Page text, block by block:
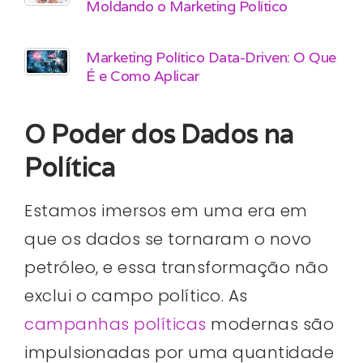
Moldando o Marketing Político
Marketing Político Data-Driven: O Que
É e Como Aplicar
O Poder dos Dados na
Política
Estamos imersos em uma era em
que os dados se tornaram o novo
petróleo, e essa transformação não
exclui o campo político. As
campanhas políticas modernas são
impulsionadas por uma quantidade